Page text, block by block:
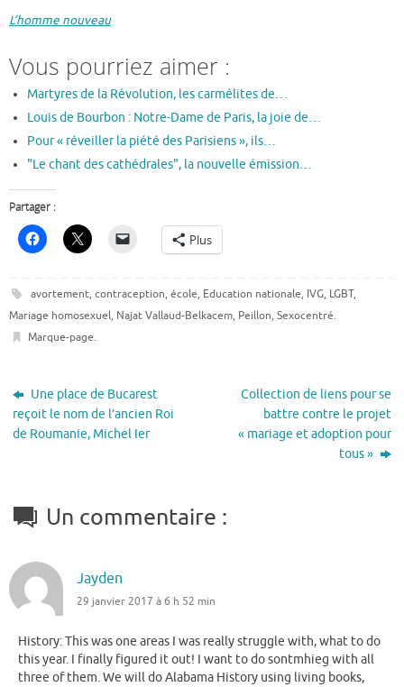
L’homme nouveau
Vous pourriez aimer :
Martyres de la Révolution, les carmélites de…
Louis de Bourbon : Notre-Dame de Paris, la joie de…
Pour « réveiller la piété des Parisiens », ils…
"Le chant des cathédrales", la nouvelle émission…
Partager :
Plus
avortement, contraception, école, Education nationale, IVG, LGBT,
Mariage homosexuel, Najat Vallaud-Belkacem, Peillon, Sexocentré.
Marque-page.
Une place de Bucarest
reçoit le nom de l’ancien Roi
de Roumanie, Michel Ier
Collection de liens pour se
battre contre le projet
« mariage et adoption pour
tous »‏
Un commentaire :
Jayden
29 janvier 2017 à 6 h 52 min
History: This was one areas I was really struggle with, what to do
this year. I finally figured it out! I want to do sontmhieg with all
three of them. We will do Alabama History using living books,